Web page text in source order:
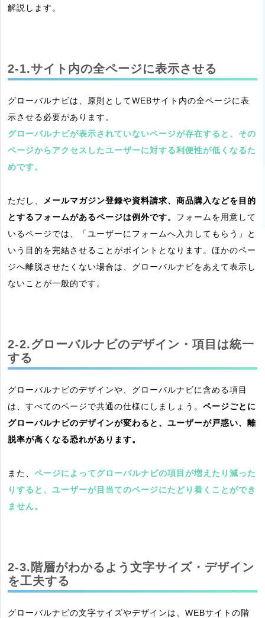
解説します。
2-1.サイト内の全ページに表示させる
グローバルナビは、原則としてWEBサイト内の全ページに表
示させる必要があります。
グローバルナビが表示されていないページが存在すると、その
ページからアクセスしたユーザーに対する利便性が低くなるた
めです。
ただし、
メールマガジン登録や資料請求、商品購入などを目的
とするフォームがあるページは例外です。 フォームを用意して
いるページでは、「ユーザーにフォームへ入力してもらう」と
いう目的を完結させることがポイントとなります。ほかのペー
ジへ離脱させたくない場合は、グローバルナビをあえて表示し
ないことが一般的です。
2-2.グローバルナビのデザイン・項目は統一
する
グローバルナビのデザインや、グローバルナビに含める項目
は、すべてのページで共通の仕様にしましょう。ページごとに
グローバルナビのデザインが変わると、ユーザーが戸惑い、離
脱率が高くなる恐れがあります。
また、ページによってグローバルナビの項目が増えたり減った
りすると、ユーザーが目当てのページにたどり着くことができ
ません。
2-3.階層がわかるよう文字サイズ・デザイン
を工夫する
グローバルナビの文字サイズやデザインは、WEBサイトの階